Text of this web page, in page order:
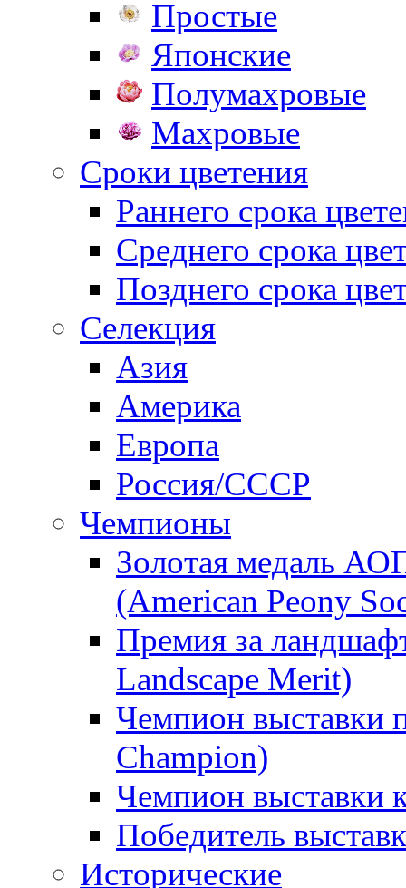
Простые
Японские
Полумахровые
Махровые
Сроки цветения
Раннего срока
Среднего срока
Позднего срока
Селекция
Азия
Америка
Европа
Россия/СССР
Чемпионы
Золотая медаль
(American Peony
Премия за
Landscape Merit)
Чемпион выставки
Champion)
Чемпион выставки
Победитель
Исторические